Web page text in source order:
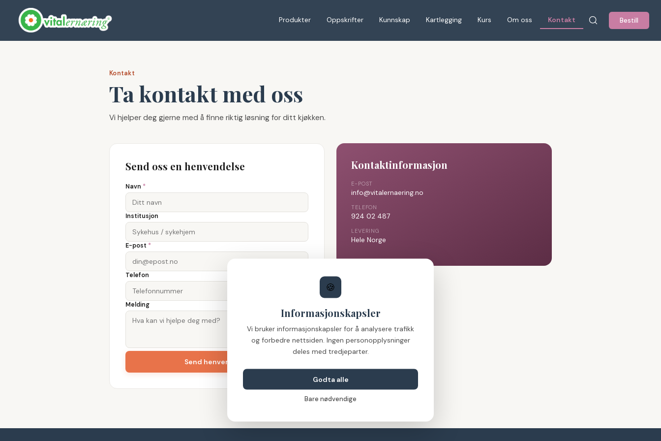
Produkter Oppskrifter Kunnskap Kartlegging Kurs Om oss Kontakt Bestill
Kontakt
Ta kontakt med oss
Vi hjelper deg gjerne med å finne riktig løsning for ditt kjøkken.
Send oss en henvendelse
Navn *
Institusjon
E-post *
Telefon
Melding
Send henvendelse
Kontaktinformasjon
E-POST
info@vitalernaering.no
TELEFON
924 02 487
LEVERING
Hele Norge
🍪
Informasjonskapsler
Vi bruker informasjonskapsler for å analysere trafikk
og forbedre nettsiden. Ingen personopplysninger
deles med tredjeparter.
Godta alle
Bare nødvendige